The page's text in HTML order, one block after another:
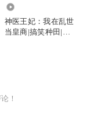
神医王妃：我在乱世
当皇商|搞笑种田|穿
！